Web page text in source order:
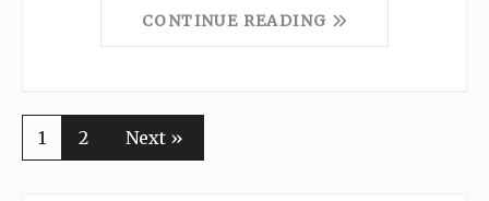
CONTINUE READING
1 2 Next »